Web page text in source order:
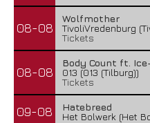
08-08
Wolfmother
TivoliVredenburg
Tickets
08-08
Body Count ft.
013 (013 (Tilburg))
Tickets
09-08
Hatebreed
Het Bolwerk (Het